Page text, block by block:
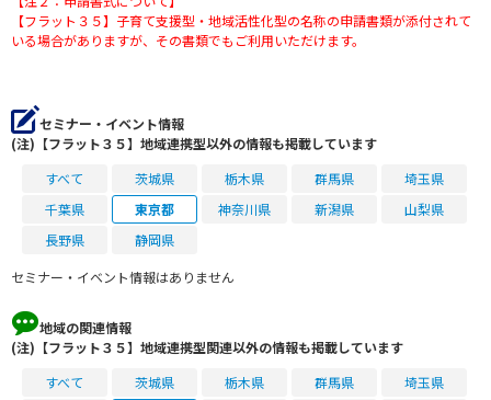
【フラット３５】子育て支援型・地域活性化型の名称の申請書類が添付されて
いる場合がありますが、その書類でもご利用いただけます。
セミナー・イベント情報
(注)【フラット３５】地域連携型以外の情報も掲載しています
すべて
茨城県 栃木県 群馬県
埼玉県
千葉県
東京都 神奈川県 新潟県
山梨県
長野県
静岡県
セミナー・イベント情報はありません
地域の関連情報
(注)【フラット３５】地域連携型関連以外の情報も掲載しています
すべて
茨城県 栃木県 群馬県
埼玉県